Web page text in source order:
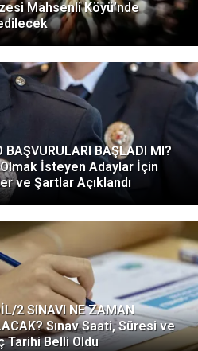
Mahsenli Köyü’nde
BAŞVURULARI BAŞLADI MI?
İsteyen Adaylar İçin
ve Şartlar Açıklandı
2 SINAVI NE ZAMAN
Sınav Saati, Süresi ve
Tarihi Belli Oldu